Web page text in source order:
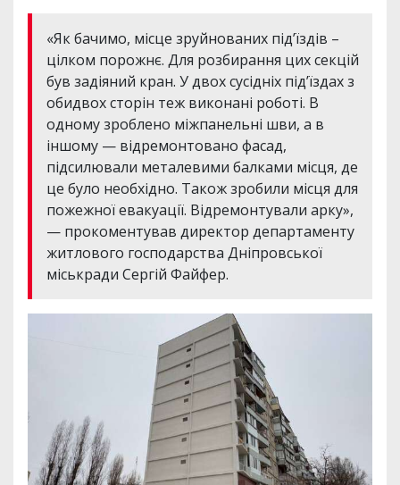
«Як бачимо, місце зруйнованих під’їздів –
цілком порожнє. Для розбирання цих секцій
був задіяний кран. У двох сусідніх під’їздах з
обидвох сторін теж виконані роботі. В
одному зроблено міжпанельні шви, а в
іншому — відремонтовано фасад,
підсилювали металевими балками місця, де
це було необхідно. Також зробили місця для
пожежної евакуації. Відремонтували арку»,
— прокоментував директор департаменту
житлового господарства Дніпровської
міськради Сергій Файфер.